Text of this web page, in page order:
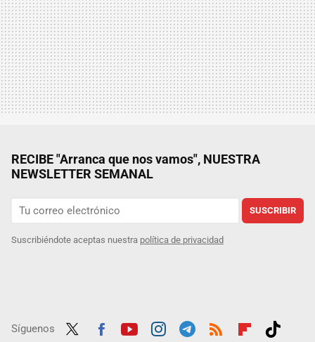
RECIBE "Arranca que nos vamos", NUESTRA
NEWSLETTER SEMANAL
SUSCRIBIR
Suscribiéndote aceptas nuestra política de privacidad
Síguenos